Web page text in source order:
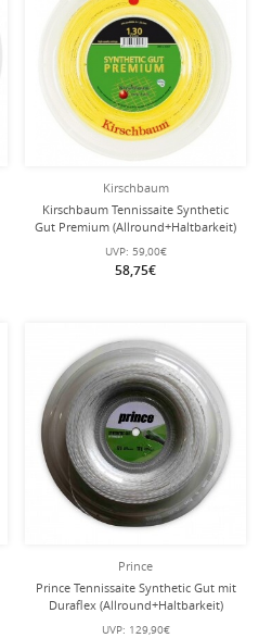
Kirschbaum
Kirschbaum Tennissaite Synthetic
Gut Premium (Allround+Haltbarkeit)
gold 200m Rolle
UVP: 59,00€
58,75€
Prince
Prince Tennissaite Synthetic Gut mit
Duraflex (Allround+Haltbarkeit)
weiss 200m Rolle
UVP: 129,90€